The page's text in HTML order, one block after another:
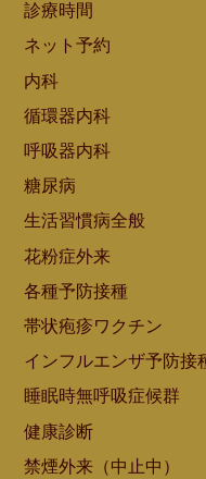
診療時間
ネット予約
内科
循環器内科
呼吸器内科
糖尿病
生活習慣病全般
花粉症外来
各種予防接種
帯状疱疹ワクチン
インフルエンザ予防接
睡眠時無呼吸症候群
健康診断
禁煙外来（中止中）